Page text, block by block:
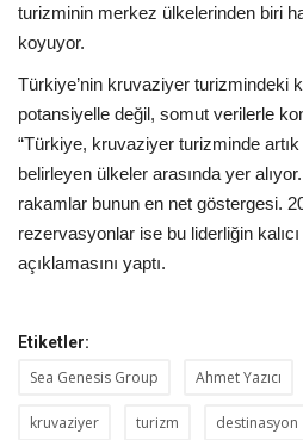
turizminin merkez ülkelerinden biri
koyuyor.
Türkiye’nin kruvaziyer turizmindeki
potansiyelle değil, somut verilerle
“Türkiye, kruvaziyer turizminde
belirleyen ülkeler arasında yer
rakamlar bunun en net göstergesi.
rezervasyonlar ise bu liderliğin
açıklamasını yaptı.
Etiketler:
Sea Genesis Group Ahmet Yazıcı
kruvaziyer turizm destinasyon